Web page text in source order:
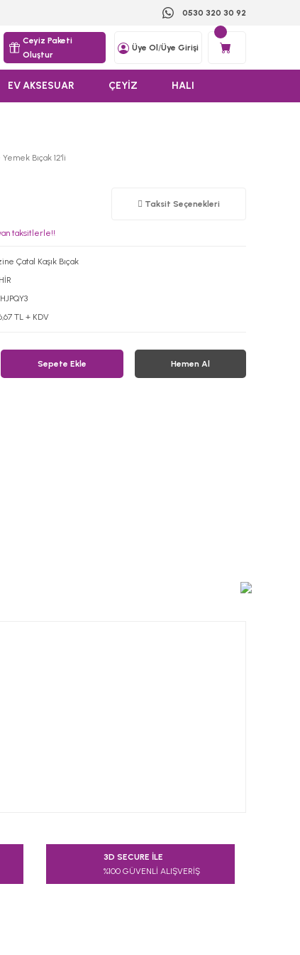
0530 320 30 92
Ceyiz Paketi
Oluştur
Üye Ol /Üye Girişi
EV AKSESUAR ÇEYİZ HALI
Bıçak 12'li
Taksit Seçenekleri
taksitlerle!!
Çatal Kaşık Bıçak
TL + KDV
Sepete Ekle Hemen Al
iletebilirsiniz.
3D SECURE İLE
%100 GÜVENLİ ALIŞVERİŞ